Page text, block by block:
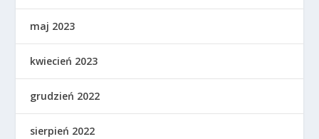
maj 2023
kwiecień 2023
grudzień 2022
sierpień 2022